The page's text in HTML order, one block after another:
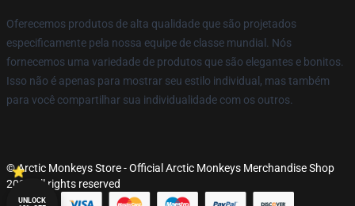
Oferecemos produtos de alta qualidade que são projetados
especificamente pela nossa equipe de classe mundial. Nós
fornecemos uma variedade de produtos que são elegantes e bonitos.
Isso não é apenas para mostrar seu estilo individual, mas também
para você compartilhar sua individualidade com os outros.
© Arctic Monkeys Store - Official Arctic Monkeys Merchandise Shop
2026 all rights reserved
UNLOCK